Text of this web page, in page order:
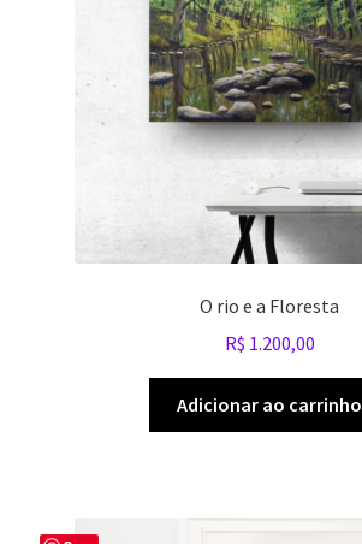
O rio e a Floresta
R$ 1.200,00
Adicionar ao carrinho